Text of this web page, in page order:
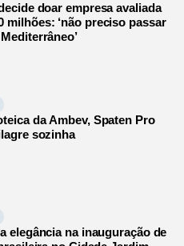
doar empresa avaliada
milhões: ‘não preciso passar
da Ambev, Spaten Pro
sozinha
elegância na inauguração de